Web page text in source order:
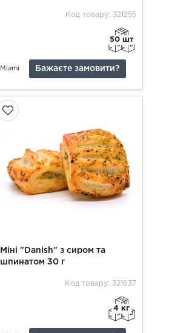
Код товару: 321255
50 шт
Miami Бажаєте замовити?
Міні "Danish" з сиром та
шпинатом 30 г
Код товару: 321637
4 кг